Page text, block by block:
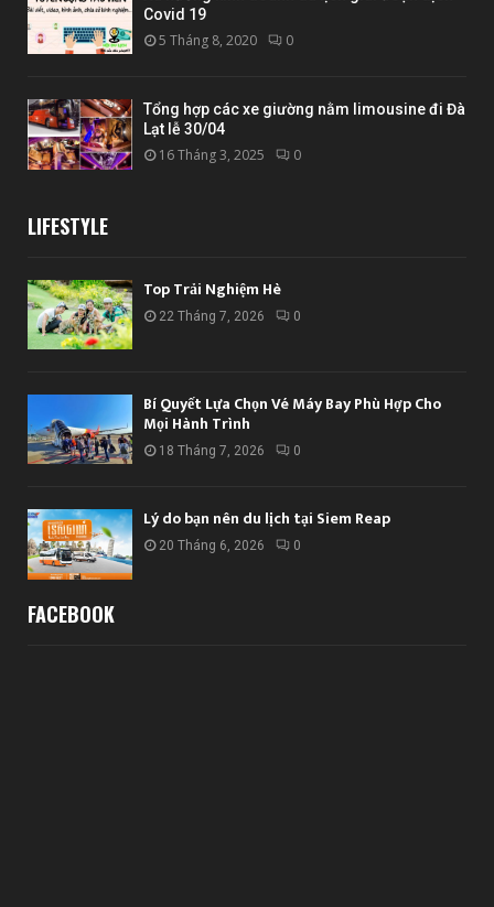
Covid 19
5 Tháng 8, 2020 0
Tổng hợp các xe giường nằm limousine đi Đà
Lạt lễ 30/04
16 Tháng 3, 2025 0
LIFESTYLE
Top Trải Nghiệm Hè
22 Tháng 7, 2026 0
Bí Quyết Lựa Chọn Vé Máy Bay Phù Hợp Cho
Mọi Hành Trình
18 Tháng 7, 2026 0
Lý do bạn nên du lịch tại Siem Reap
20 Tháng 6, 2026 0
FACEBOOK